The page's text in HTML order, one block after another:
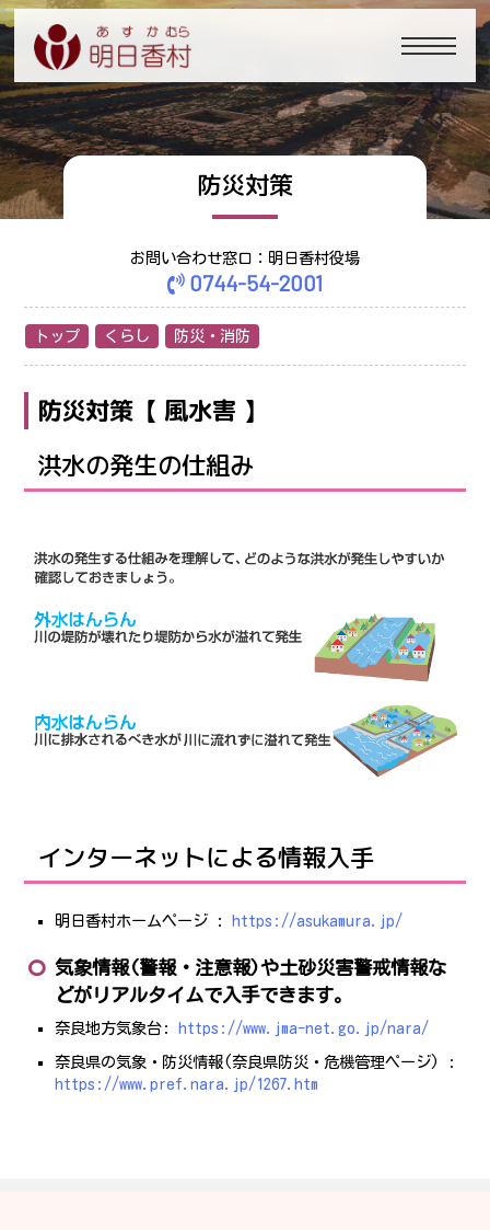
防災対策
お問い合わせ窓口：明日香村役場
0744-54-2001
トップ くらし 防災・消防
防災対策【 風水害 】
洪水の発生の仕組み
インターネットによる情報入手
明日香村ホームページ : https://asukamura.jp/
気象情報(警報・注意報)や土砂災害警戒情報な
どがリアルタイムで入手できます。
奈良地方気象台: https://www.jma-net.go.jp/nara/
奈良県の気象・防災情報(奈良県防災・危機管理ページ) :
https://www.pref.nara.jp/1267.htm